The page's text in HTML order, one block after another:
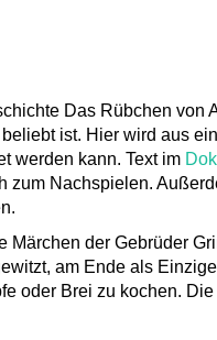
Das Rübchen von
ist. Hier wird aus
werden kann. Text im
zum Nachspielen.
Märchen der Gebrüder
am Ende als
oder Brei zu kochen.